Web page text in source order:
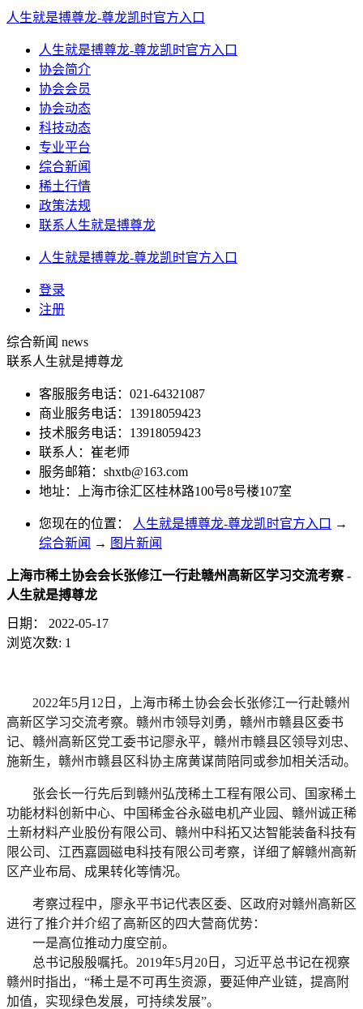
人生就是搏尊龙-尊龙凯时官方入口
人生就是搏尊龙-尊龙凯时官方入口
协会简介
协会会员
协会动态
科技动态
专业平台
综合新闻
稀土行情
政策法规
联系人生就是搏尊龙
人生就是搏尊龙-尊龙凯时官方入口
登录
注册
综合新闻 news
联系人生就是搏尊龙
客服服务电话：021-64321087
商业服务电话：13918059423
技术服务电话：13918059423
联系人：崔老师
服务邮箱： shxtb@163.com
地址：上海市徐汇区桂林路100号8号楼107室
您现在的位置： 人生就是搏尊龙-尊龙凯时官方入口 →
综合新闻 → 图片新闻
上海市稀土协会会长张修江一行赴赣州高新区学习交流考察 -
人生就是搏尊龙
日期：
2022-05-17
浏览次数: 1
2022年5月12日，上海市稀土协会会长张修江一行赴赣州
高新区学习交流考察。赣州市领导刘勇，赣州市赣县区委书
记、赣州高新区党工委书记廖永平，赣州市赣县区领导刘忠、
施新生，赣州市赣县区科协主席黄谋茼陪同或参加相关活动。
张会长一行先后到赣州弘茂稀土工程有限公司、国家稀土
功能材料创新中心、中国稀金谷永磁电机产业园、赣州诚正稀
土新材料产业股份有限公司、赣州中科拓又达智能装备科技有
限公司、江西嘉圆磁电科技有限公司考察，详细了解赣州高新
区产业布局、成果转化等情况。
考察过程中，廖永平书记代表区委、区政府对赣州高新区
进行了推介并介绍了高新区的四大营商优势：
一是高位推动力度空前。
总书记殷殷嘱托。2019年5月20日，习近平总书记在视察
赣州时指出，“稀土是不可再生资源，要延伸产业链，提高附
加值，实现绿色发展，可持续发展”。